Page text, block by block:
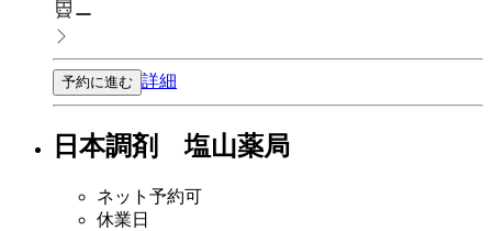
ー
予約に進む 詳細
日本調剤 塩山薬局
ネット予約可
休業日